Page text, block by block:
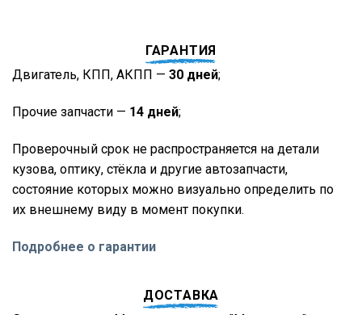
ГАРАНТИЯ
Двигатель, КПП, АКПП — 30 дней;
Прочие запчасти — 14 дней;
Проверочный срок не распространяется на детали
кузова, оптику, стёкла и другие автозапчасти,
состояние которых можно визуально определить по
их внешнему виду в момент покупки.
Подробнее о гарантии
ДОСТАВКА